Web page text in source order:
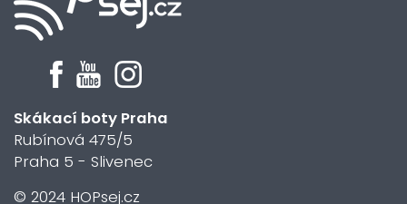
Skákací boty Praha
Rubínová 475/5
Praha 5 - Slivenec
© 2024 HOPsej.cz